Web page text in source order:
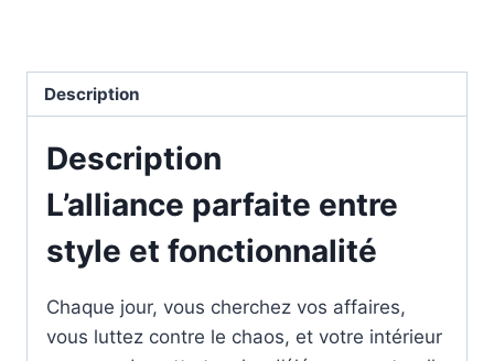
Description
Description
L’alliance parfaite entre
style et fonctionnalité
Chaque jour, vous cherchez vos affaires,
vous luttez contre le chaos, et votre intérieur